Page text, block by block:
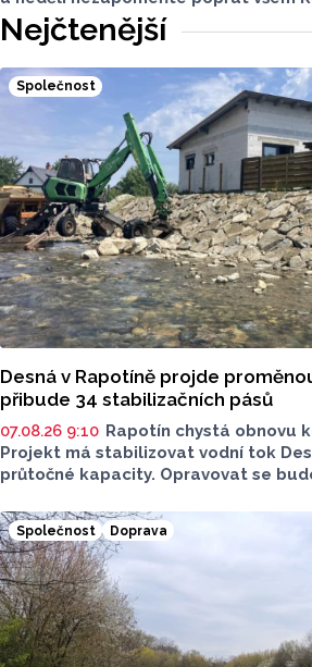
si svůj horoskop a mějte pěkný víkend.
Nejčtenější
Společnost
Desná v Rapotíně projde
přibude 34 stabilizačních pásů
07.08.26 9:10 Rapotín chystá obnovu
Projekt má stabilizovat vodní tok
průtočné kapacity. Opravovat se
samostatných stavebních projektů.
Společnost Doprava